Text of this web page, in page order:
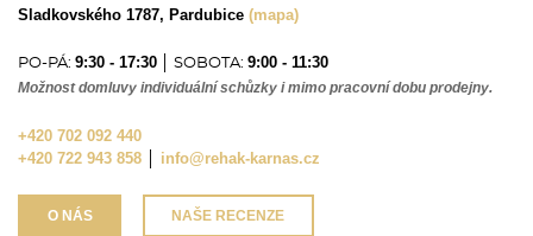
Sladkovského 1787, Pardubice (mapa)
PO-PÁ: 9:30 - 17:30 │ SOBOTA: 9:00 - 11:30
Možnost domluvy individuální schůzky i mimo pracovní dobu prodejny.
+420 702 092 440
+420 722 943 858
info@rehak-karnas.cz
O NÁS NAŠE RECENZE